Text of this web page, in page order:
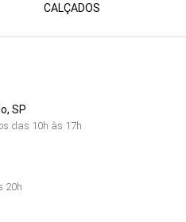
CALÇADOS
SP
das 10h às 17h
20h